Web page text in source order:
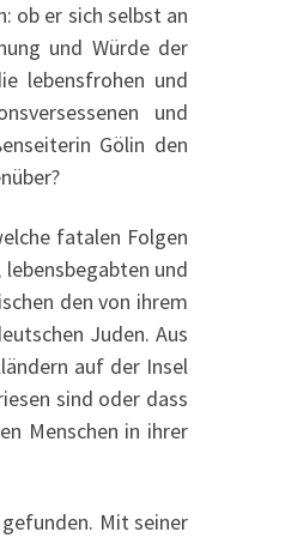
ob er sich selbst an
und Würde der
lebensfrohen und
und
Gölin den
fatalen Folgen
und
den von ihrem
Juden. Aus
auf der Insel
sind oder dass
Menschen in ihrer
Mit seiner